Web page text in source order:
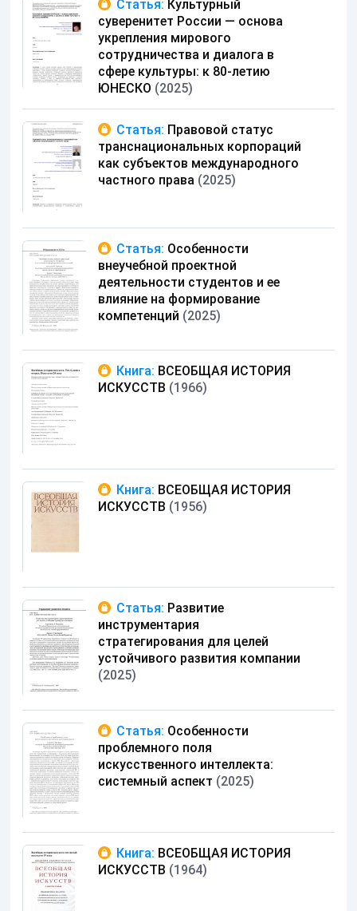
Статья: Культурный
суверенитет России — основа
укрепления мирового
сотрудничества и диалога в
сфере культуры: к 80-летию
ЮНЕСКО (2025)
Статья: Правовой статус
транснациональных корпораций
как субъектов международного
частного права (2025)
Статья: Особенности
внеучебной проектной
деятельности студентов и ее
влияние на формирование
компетенций (2025)
Книга: ВСЕОБЩАЯ ИСТОРИЯ
ИСКУССТВ (1966)
Книга: ВСЕОБЩАЯ ИСТОРИЯ
ИСКУССТВ (1956)
Статья: Развитие
инструментария
стратегирования для целей
устойчивого развития компании
(2025)
Статья: Особенности
проблемного поля
искусственного интеллекта:
системный аспект (2025)
Книга: ВСЕОБЩАЯ ИСТОРИЯ
ИСКУССТВ (1964)